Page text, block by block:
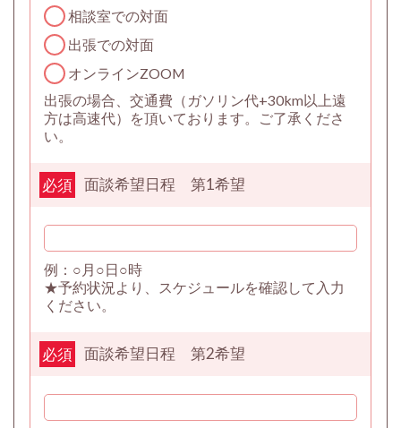
相談室での対面
出張での対面
オンラインZOOM
出張の場合、交通費（ガソリン代+30km以上遠
方は高速代）を頂いております。ご了承くださ
い。
面談希望日程 第1希望
必須
例：○月○日○時
★予約状況より、スケジュールを確認して入力
ください。
面談希望日程 第2希望
必須